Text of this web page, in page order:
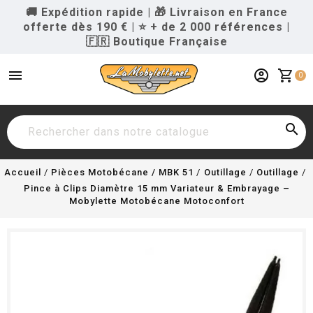
🚚 Expédition rapide | 🎁 Livraison en France
offerte dès 190 € | ⭐ + de 2 000 références |
🇫🇷 Boutique Française
menu shopping_cart 0
account_circle

Accueil Pièces Motobécane / MBK 51 Outillage
Outillage
Pince à Clips Diamètre 15 mm Variateur & Embrayage –
Mobylette Motobécane Motoconfort